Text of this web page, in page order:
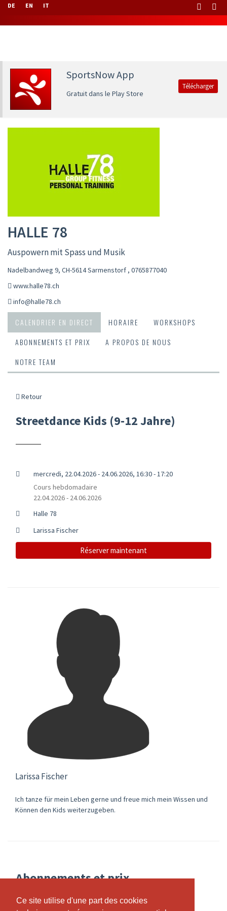
Ce site utilise d'une part des cookies
Ce site utilise d'une part des cookies
DE EN IT
SportsNow App
Gratuit dans le Play Store
Télécharger
HALLE 78
Auspowern mit Spass und Musik
Nadelbandweg 9, CH-5614 Sarmenstorf , 0765877040
www.halle78.ch
info@halle78.ch
CALENDRIER EN DIRECT HORAIRE
WORKSHOPS
ABONNEMENTS ET PRIX
A PROPOS DE NOUS
NOTRE TEAM
Retour
Streetdance Kids (9-12 Jahre)
mercredi, 22.04.2026 - 24.06.2026, 16:30 - 17:20
Cours hebdomadaire
22.04.2026 - 24.06.2026
Halle 78
Larissa Fischer
Réserver maintenant
Larissa Fischer
Ich tanze für mein Leben gerne und freue mich mein Wissen und
Können den Kids weiterzugeben.
Abonnements et prix